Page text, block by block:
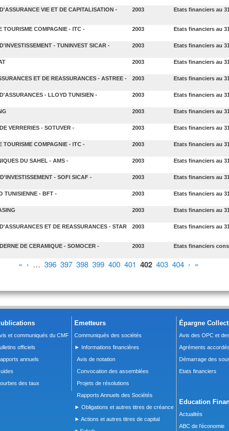
VIE ET DE CAPITALISATION -
2003 Etats financiers au
TOURISME COMPAGNIE - ITC - 2003 Etats financiers au
- TUNINVEST SICAR - 2003 Etats financiers au
2003 Etats financiers au
ET DE REASSURANCES - ASTREE - 2003 Etats financiers au
- LLOYD TUNISIEN - 2003 Etats financiers au
2003 Etats financiers au
VERRERIES - SOTUVER - 2003 Etats financiers au
TOURISME COMPAGNIE - ITC - 2003 Etats financiers au
DU SAHEL - AMS - 2003 Etats financiers au
- SOFI SICAF - 2003 Etats financiers au
TUNISIENNE - BFT - 2003 Etats financiers au
2003 Etats financiers au
ET DE REASSURANCES - STAR
2003 Etats financiers au
DE CERAMIQUE - SOMOCER - 2003 Etats financiers
« ‹ … 396 397 398 399 400 401 402 403 404 › »
et communiqués du CMF
officiels
annuels
des taux
Emetteurs
Communiqués des sociétés
► Informations financières
Avis de notation
Convocation des assemblées
Projets de résolutions
Rapports Annuels des Sociétés
► Obligations et autres titres de créance
► Actions et autres titres de capital
Épargne
Avis des OPC et
Agréments
Démarrage des
Etats financiers
Education
Actualités
ABC de l’économie